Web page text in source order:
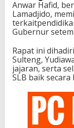
Anwar Hafid,
Lamadjido,
Gubernur
Rapat ini
Sulteng,
jajaran, serta
SLB baik